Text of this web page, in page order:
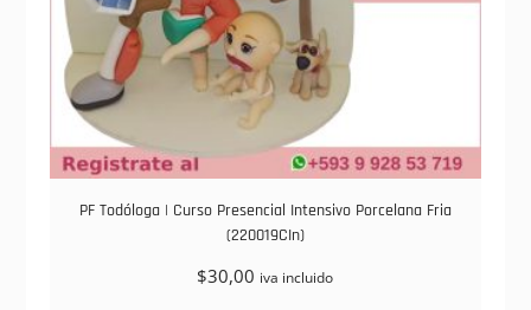
PF Todóloga | Curso Presencial Intensivo Porcelana Fria
(220019CIn)
$30,00 iva incluido